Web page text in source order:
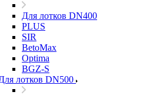
Для лотков DN400
PLUS
SIR
BetoMax
Optima
BGZ-S
лотков DN500